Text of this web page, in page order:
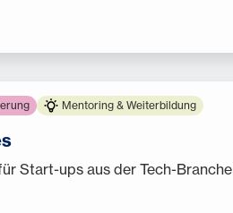
Mentoring & Weiterbildung
Start-ups aus der Tech-Branche